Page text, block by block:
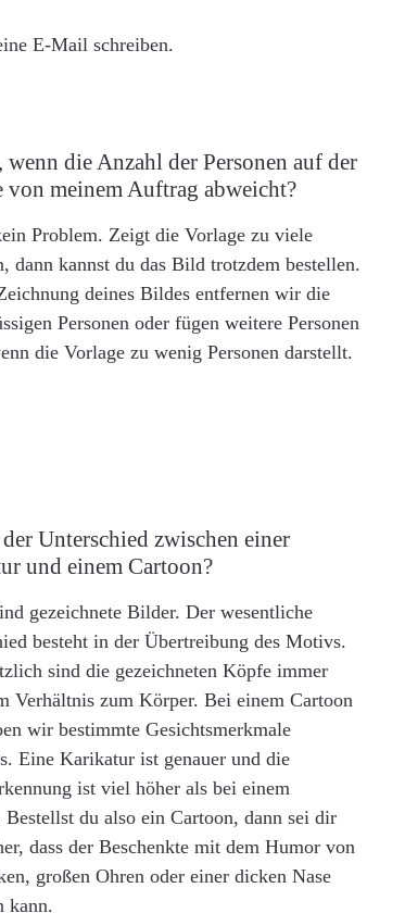
E-Mail schreiben.
wenn die Anzahl der Personen auf der
von meinem Auftrag abweicht?
Problem. Zeigt die Vorlage zu viele
dann kannst du das Bild trotzdem bestellen.
deines Bildes entfernen wir die
Personen oder fügen weitere Personen
die Vorlage zu wenig Personen darstellt.
Unterschied zwischen einer
und einem Cartoon?
gezeichnete Bilder. Der wesentliche
besteht in der Übertreibung des Motivs.
sind die gezeichneten Köpfe immer
Verhältnis zum Körper. Bei einem Cartoon
wir bestimmte Gesichtsmerkmale
Eine Karikatur ist genauer und die
ist viel höher als bei einem
Bestellst du also ein Cartoon, dann sei dir
dass der Beschenkte mit dem Humor von
großen Ohren oder einer dicken Nase
kann.